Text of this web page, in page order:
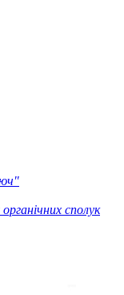
сполук